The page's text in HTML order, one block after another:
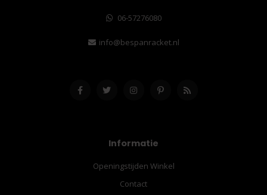
06-57276080
info@bespanracket.nl
Informatie
Openingstijden Winkel
Contact